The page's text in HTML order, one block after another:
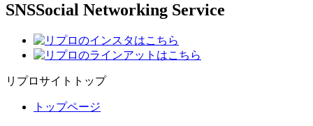
SNSSocial Networking Service
リプロサイトトップ
トップページ